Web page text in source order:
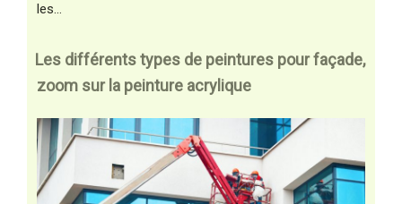
les…
Les différents types de peintures pour façade,
zoom sur la peinture acrylique